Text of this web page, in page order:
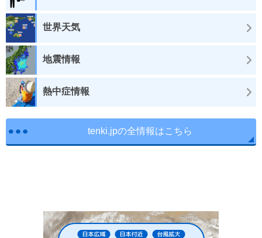
世界天気
地震情報
熱中症情報
tenki.jpの全情報はこちら